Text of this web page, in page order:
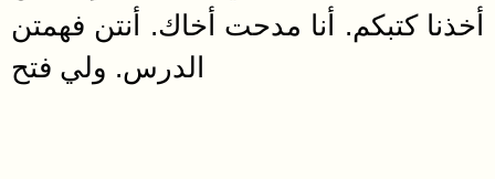
أخذنا كتبكم. أنا مدحت أخاك. أنتن فهمتن
الدرس. ولي فتح